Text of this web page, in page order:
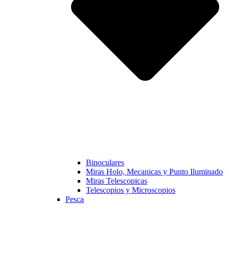
Binoculares
Miras Holo, Mecanicas y Punto Iluminado
Miras Telescopicas
Telescopios y Microscopios
Pesca